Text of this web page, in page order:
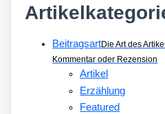
BeitragsartDie Art des
Kommentar oder Rezension
Artikel
Erzählung
Featured